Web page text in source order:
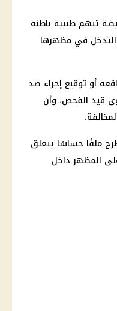
تتهم طبيبة باطنة
في مظهرها
أو توقيع إجراء ضد
قيد الفحص، وأن
ملفًا حساسًا يتعلق
المظهر داخل